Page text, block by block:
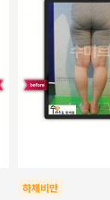
하체비만